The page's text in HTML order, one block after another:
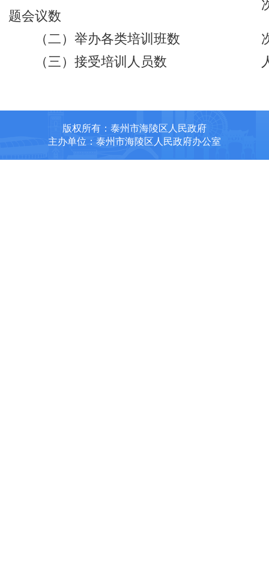
题会议数
（二）举办各类培训班数
（三）接受培训人员数
版权所有：泰州市海陵区人民政府
主办单位：泰州市海陵区人民政府办公室